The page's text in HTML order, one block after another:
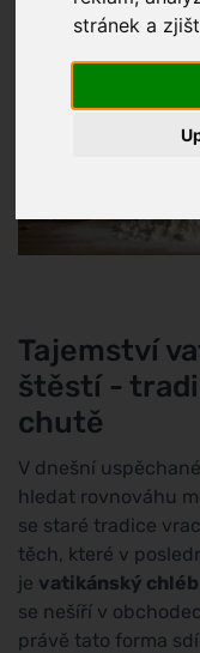
stránek a
Tajemství
štěstí -
chutě
V dnešní
hledat rovnováhu
se staré tradice
těch, které v
je vatikánský
se nešíří v
právě tato forma